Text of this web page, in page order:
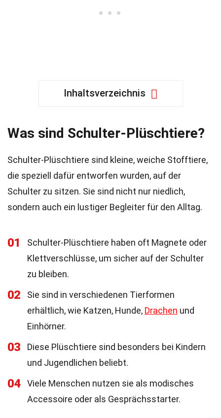
Inhaltsverzeichnis
Was sind Schulter-Plüschtiere?
Schulter-Plüschtiere sind kleine, weiche Stofftiere,
die speziell dafür entworfen wurden, auf der
Schulter zu sitzen. Sie sind nicht nur niedlich,
sondern auch ein lustiger Begleiter für den Alltag.
01
Schulter-Plüschtiere haben oft Magnete oder
Klettverschlüsse, um sicher auf der Schulter
zu bleiben.
02
Sie sind in verschiedenen Tierformen
erhältlich, wie Katzen, Hunde, Drachen und
Einhörner.
03
Diese Plüschtiere sind besonders bei Kindern
und Jugendlichen beliebt.
04
Viele Menschen nutzen sie als modisches
Accessoire oder als Gesprächsstarter.